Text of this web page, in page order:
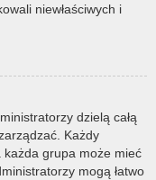
niewłaściwych i
dzielą całą
Każdy
grupa może mieć
mogą łatwo